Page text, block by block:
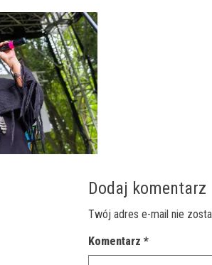
Dodaj komentarz
Twój adres e-mail nie
Komentarz*